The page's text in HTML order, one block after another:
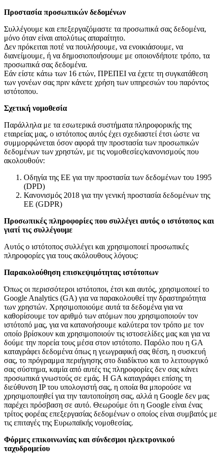
Προστασία προσωπικών δεδομένων
Συλλέγουμε και επεξεργαζόμαστε τα προσωπικά σας δεδομένα,
μόνο όταν είναι απολύτως απαραίτητο.
Δεν πρόκειται ποτέ να πουλήσουμε, να ενοικιάσουμε, να
διανείμουμε, ή να δημοσιοποιήσουμε με οποιονδήποτε τρόπο, τα
προσωπικά σας δεδομένα.
Εάν είστε κάτω των 16 ετών, ΠΡΕΠΕΙ να έχετε τη συγκατάθεση
των γονέων σας πριν κάνετε χρήση των υπηρεσιών του παρόντος
ιστότοπου.
Σχετική νομοθεσία
Παράλληλα με τα εσωτερικά συστήματα πληροφορικής της
εταιρείας μας, ο ιστότοπος αυτός έχει σχεδιαστεί έτσι ώστε να
συμμορφώνεται όσον αφορά την προστασία των προσωπικών
δεδομένων των χρηστών, με τις νομοθεσίες/κανονισμούς που
ακολουθούν:
Οδηγία της ΕΕ για την προστασία των δεδομένων του 1995
(DPD)
Κανονισμός 2018 για την γενική προστασία δεδομένων της
ΕΕ (GDPR)
Προσωπικές πληροφορίες που συλλέγει αυτός ο ιστότοπος και
γιατί τις συλλέγουμε
Αυτός ο ιστότοπος συλλέγει και χρησιμοποιεί προσωπικές
πληροφορίες για τους ακόλουθους λόγους:
Παρακολούθηση επισκεψιμότητας ιστότοπων
Όπως οι περισσότεροι ιστότοποι, έτσι και αυτός, χρησιμοποιεί το
Google Analytics (GA) για να παρακολουθεί την δραστηριότητα
των χρηστών. Χρησιμοποιούμε αυτά τα δεδομένα για να
καθορίσουμε τον αριθμό των ατόμων που χρησιμοποιούν τον
ιστότοπό μας, για να κατανοήσουμε καλύτερα τον τρόπο με τον
οποίο βρίσκουν και χρησιμοποιούν τις ιστοσελίδες μας και για να
δούμε την πορεία τους μέσα στον ιστότοπο. Παρόλο που η GA
καταγράφει δεδομένα όπως η γεωγραφική σας θέση, η συσκευή
σας, το πρόγραμμα περιήγησης στο διαδίκτυο και το λειτουργικό
σας σύστημα, καμία από αυτές τις πληροφορίες δεν σας κάνει
προσωπικά γνωστούς σε εμάς. Η GA καταγράφει επίσης τη
διεύθυνση IP του υπολογιστή σας, η οποία θα μπορούσε να
χρησιμοποιηθεί για την ταυτοποίηση σας, αλλά η Google δεν μας
παρέχει πρόσβαση σε αυτό. Θεωρούμε ότι η Google είναι ένας
τρίτος φορέας επεξεργασίας δεδομένων ο οποίος είναι συμβατός με
τις επιταγές της Ευρωπαϊκής νομοθεσίας.
Φόρμες επικοινωνίας και σύνδεσμοι ηλεκτρονικού
ταχυδρομείου